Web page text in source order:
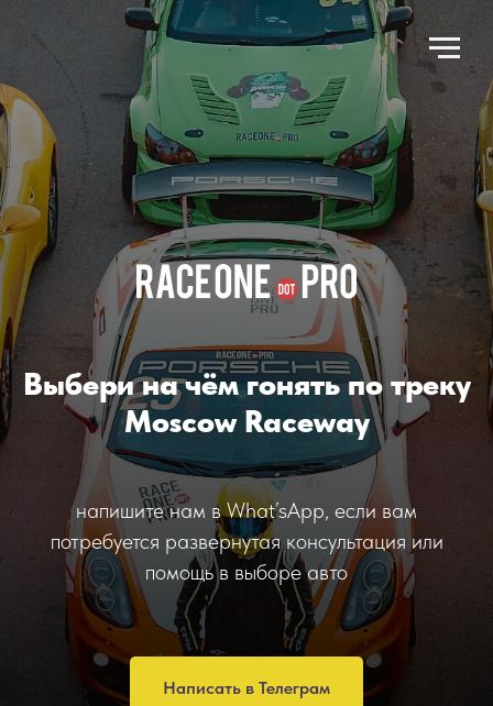
Выбери на чём гонять по треку
Moscow Raceway
напишите нам в What’sApp, если вам
потребуется развернутая консультация или
помощь в выборе авто
Написать в Телеграм